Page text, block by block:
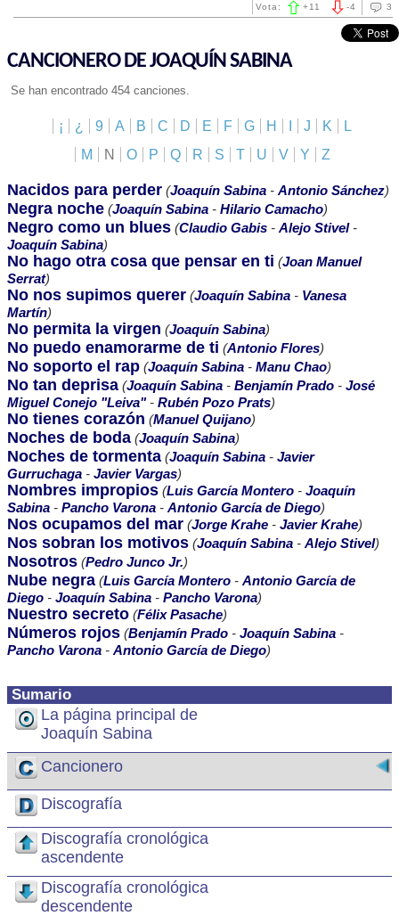
3
-4
Vota: +11
CANCIONERO DE JOAQUÍN SABINA
Se han encontrado 454 canciones.
¡ ¿ 9 A B C D E F G H J K
L
M
N O P Q R S T U V Y Z
Sumario
La página principal de
Joaquín Sabina
Cancionero
Discografía
Discografía cronológica
ascendente
Discografía cronológica
descendente
Nacidos para perder (Joaquín Sabina - Antonio Sánchez)
Negra noche (Joaquín Sabina - Hilario Camacho)
Negro como un blues (Claudio Gabis - Alejo Stivel-
Joaquín Sabina)
No hago otra cosa que pensar en ti (Joan Manuel
Serrat)
No nos supimos querer (Joaquín Sabina - Vanesa
Martín)
No permita la virgen (Joaquín Sabina)
No puedo enamorarme de ti (Antonio Flores)
No soporto el rap (Joaquín Sabina - Manu Chao)
No tan deprisa (Joaquín Sabina - Benjamín Prado - José
Miguel Conejo "Leiva"- Rubén Pozo Prats)
No tienes corazón (Manuel Quijano)
Noches de boda (Joaquín Sabina)
Noches de tormenta (Joaquín Sabina - Javier
Gurruchaga - Javier Vargas)
Nombres impropios (Luis García Montero - Joaquín
Sabina - Pancho Varona - Antonio García de Diego)
Nos ocupamos del mar (Jorge Krahe - Javier Krahe)
Nos sobran los motivos (Joaquín Sabina - Alejo Stivel)
Nosotros (Pedro Junco Jr.)
Nube negra (Luis García Montero - Antonio García de
Diego - Joaquín Sabina - Pancho Varona)
Nuestro secreto (Félix Pasache)
Números rojos (Benjamín Prado - Joaquín Sabina -
Pancho Varona - Antonio García de Diego)